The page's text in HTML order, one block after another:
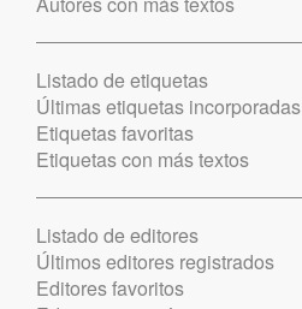
Listado de etiquetas
Últimas etiquetas incorporadas
Etiquetas favoritas
Etiquetas con más textos
Listado de editores
Últimos editores registrados
Editores favoritos